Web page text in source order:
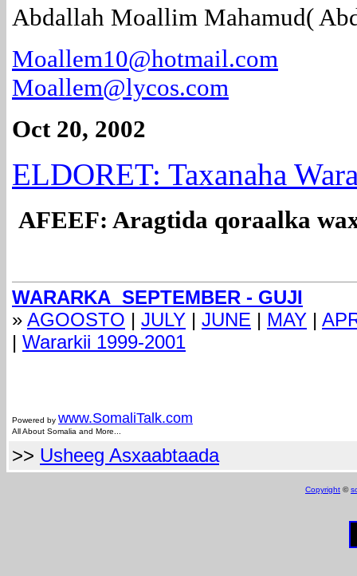
Abdallah Moallim Mahamud(
Moallem10@hotmail.com
Moallem@lycos.com
Oct 20, 2002
ELDORET: Taxanaha
AFEEF: Aragtida qoraalka
WARARKA SEPTEMBER - GUJI
» AGOOSTO | JULY | JUNE | MAY |
| Wararkii 1999-2001
Powered by www.SomaliTalk.com
All About Somalia and More...
>> Usheeg Asxaabtaada
Copyright ©